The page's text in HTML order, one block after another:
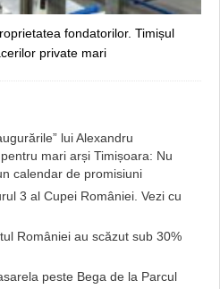
fondatorilor. Timișul
private mari
lui Alexandru
mari arși Timișoara: Nu
calendar de promisiuni
3 al Cupei României. Vezi cu
României au scăzut sub 30%
peste Bega de la Parcul